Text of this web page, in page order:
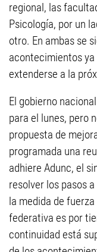
regional, las
Psicología, por un
otro. En ambas se
acontecimientos
extenderse a la
El gobierno
para el lunes, pero
propuesta de
programada una
adhiere Adunc, el
resolver los pasos
la medida de
federativa es por
continuidad está